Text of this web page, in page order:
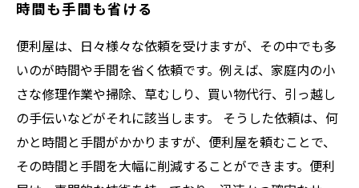
時間も手間も省ける
便利屋は、日々様々な依頼を受けますが、その中でも多
いのが時間や手間を省く依頼です。例えば、家庭内の小
さな修理作業や掃除、草むしり、買い物代行、引っ越し
の手伝いなどがそれに該当します。 そうした依頼は、何
かと時間と手間がかかりますが、便利屋を頼むことで、
その時間と手間を大幅に削減することができます。便利